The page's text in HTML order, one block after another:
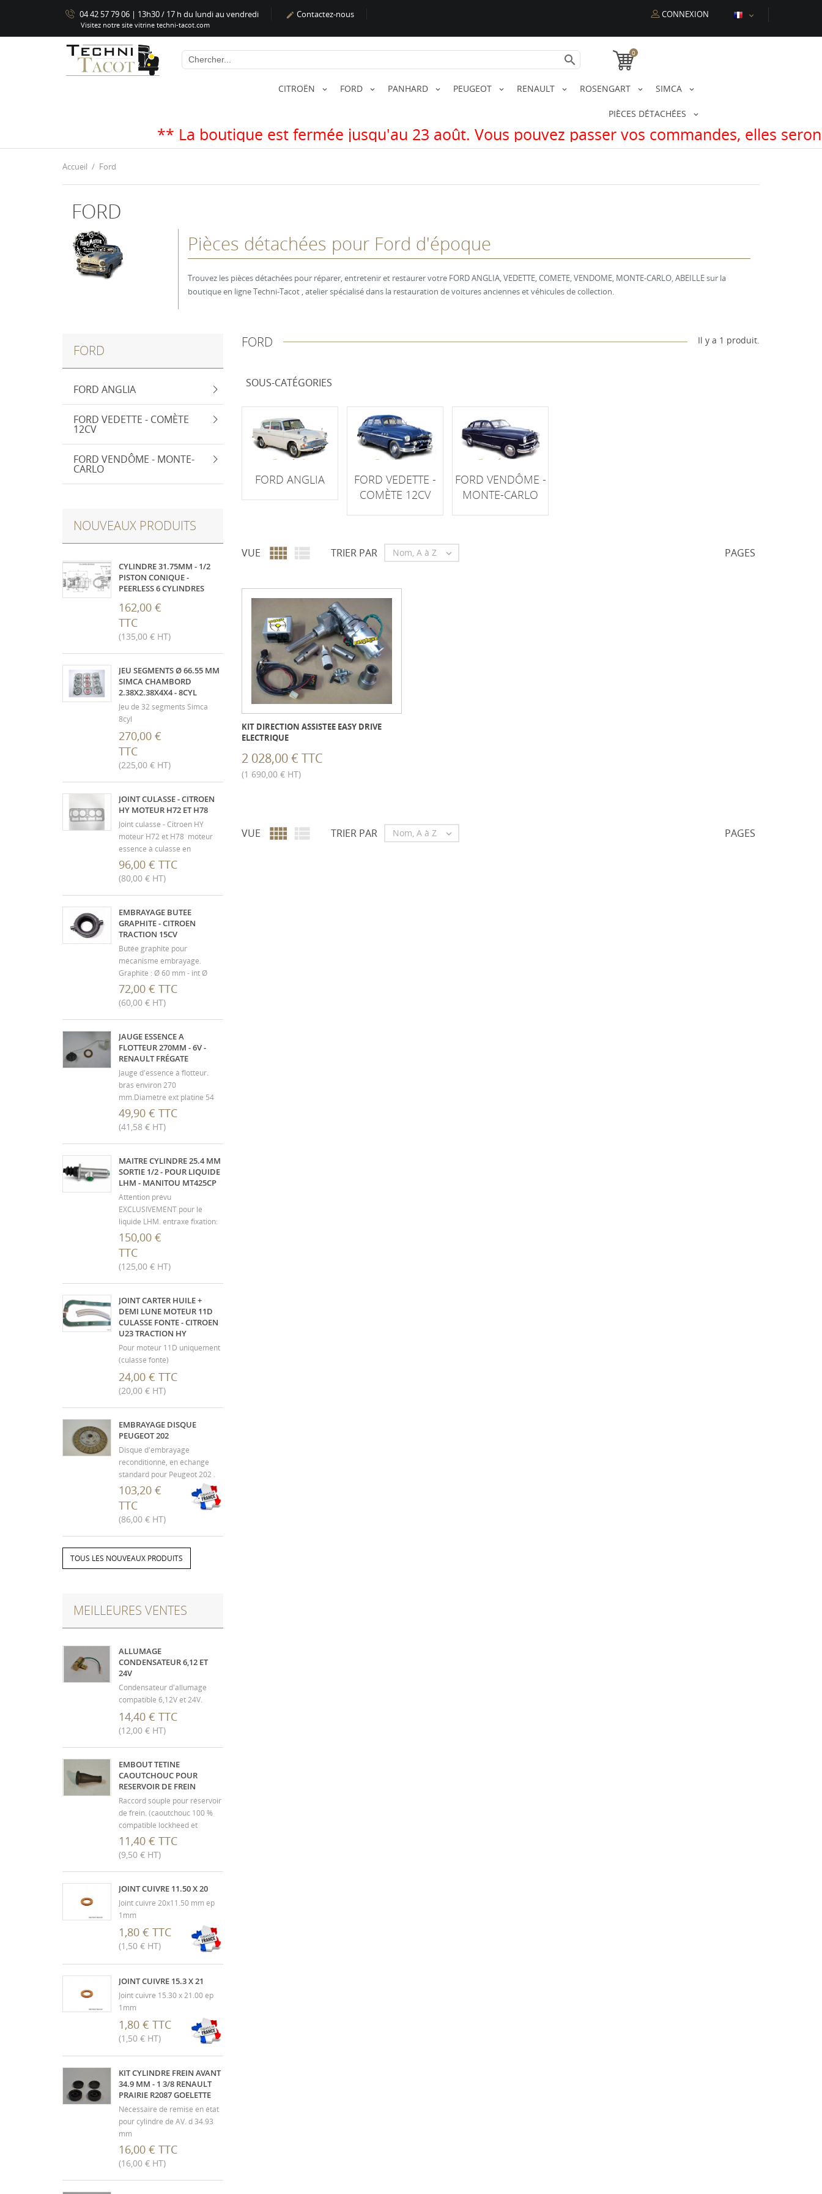
04 42 57 79 06 | 13h30 / 17 h du lundi au vendredi  Contactez-nous
Visitez notre site vitrine techni-tacot.com
CONNEXION 
 0
CITROËN FORD PANHARD PEUGEOT RENAULT ROSENGART SIMCA
PIÈCES DÉTACHÉES
** La boutique est fermée jusqu'au 23 août. Vous pouvez passer vos commandes, elles serons
Accueil Ford
FORD
Pièces détachées pour Ford d'époque
Trouvez les pièces détachées pour réparer, entretenir et restaurer votre FORD ANGLIA, VEDETTE, COMETE, VENDOME, MONTE-CARLO, ABEILLE sur la
boutique en ligne Techni-Tacot , atelier spécialisé dans la restauration de voitures anciennes et véhicules de collection.
FORD
FORD ANGLIA
FORD VEDETTE - COMÈTE
12CV
FORD VENDÔME - MONTE-
CARLO
NOUVEAUX PRODUITS
CYLINDRE 31.75MM - 1/2
PISTON CONIQUE -
PEERLESS 6 CYLINDRES
162,00 €
TTC
(135,00 € HT)
JEU SEGMENTS Ø 66.55 MM
SIMCA CHAMBORD
2.38X2.38X4X4 - 8CYL
Jeu de 32 segments Simca
8cyl
270,00 €
TTC
(225,00 € HT)
JOINT CULASSE - CITROEN
HY MOTEUR H72 ET H78
Joint culasse - Citroen HY
moteur H72 et H78 moteur
essence à culasse en
aluminium
96,00 € TTC
(80,00 € HT)
EMBRAYAGE BUTEE
GRAPHITE - CITROEN
TRACTION 15CV
Butée graphite pour
mécanisme embrayage.
Graphite : Ø 60 mm - int Ø
34mm Epaisseur totale,
support acier compris 22 mm
Oreilles de côté : Ø 10 mm -
longueur 12 mm
72,00 € TTC
(60,00 € HT)
JAUGE ESSENCE A
FLOTTEUR 270MM - 6V -
RENAULT FRÉGATE
Jauge d'essence à flotteur.
bras environ 270
mm.Diamètre ext platine 54
mm - entraxe fixation 38 mm.
Livrée avec joint liège. Fixation
3 trous. Résistance interne
environ 110 ohms et véhicule
en 6V. Ne convient pas aux
véhicules en 12V
49,90 € TTC
(41,58 € HT)
MAITRE CYLINDRE 25.4 MM
SORTIE 1/2 - POUR LIQUIDE
LHM - MANITOU MT425CP
Attention prévu
EXCLUSIVEMENT pour le
liquide LHM. entraxe fixation:
60mm / M8 Piston: 25,4mm
Sortie liquide LHM: Mesuré à
11,8 hors profondeur filets qui
doit corresponde à 12,5mm
Raccordement bocal liquide:
profondeur filets ...
150,00 €
TTC
(125,00 € HT)
JOINT CARTER HUILE +
DEMI LUNE MOTEUR 11D
CULASSE FONTE - CITROEN
U23 TRACTION HY
Pour moteur 11D uniquement
(culasse fonte)
24,00 € TTC
(20,00 € HT)
EMBRAYAGE DISQUE
PEUGEOT 202
Disque d'embrayage
reconditionné, en échange
standard pour Peugeot 202 .
Démontage complet, micro
billage et peinture. (L'envoi se
fait après réception du
mécanisme usagé, non
détruit) Ø 185 mm (Suivant
année, photo non
contractuelle)
103,20 €
TTC
(86,00 € HT)
TOUS LES NOUVEAUX PRODUITS
MEILLEURES VENTES
ALLUMAGE
CONDENSATEUR 6,12 ET
24V
Condensateur d'allumage
compatible 6,12V et 24V.
14,40 € TTC
(12,00 € HT)
EMBOUT TETINE
CAOUTCHOUC POUR
RESERVOIR DE FREIN
Raccord souple pour réservoir
de frein. (caoutchouc 100 %
compatible lockheed et
silicone) Doit être monté avec
l'insert métallique pour éviter
l'arrachement et la vidange
accidentelle du réservoir de
liquide.
11,40 € TTC
(9,50 € HT)
JOINT CUIVRE 11.50 X 20
Joint cuivre 20x11.50 mm ep
1mm
1,80 € TTC
(1,50 € HT)
JOINT CUIVRE 15.3 X 21
Joint cuivre 15.30 x 21.00 ep
1mm
1,80 € TTC
(1,50 € HT)
KIT CYLINDRE FREIN AVANT
34.9 MM - 1 3/8 RENAULT
PRAIRIE R2087 GOELETTE
Nécessaire de remise en état
pour cylindre de AV. d 34.93
mm
16,00 € TTC
(16,00 € HT)
FORD Il y a 1 produit.
SOUS-CATÉGORIES
FORD ANGLIA
FORD VEDETTE -
COMÈTE 12CV
FORD VENDÔME -
MONTE-CARLO
VUE   TRIER PAR Nom, A à Z  PAGES
KIT DIRECTION ASSISTEE EASY DRIVE
ELECTRIQUE
2 028,00 € TTC
(1 690,00 € HT)
VUE   TRIER PAR Nom, A à Z  PAGES